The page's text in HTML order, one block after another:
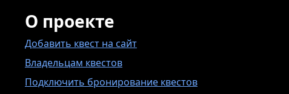
О проекте
Добавить квест на сайт
Владельцам квестов
Подключить бронирование квестов